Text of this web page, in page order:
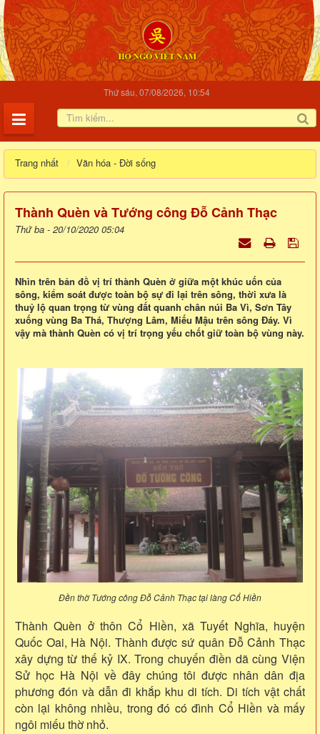
Thứ sáu, 07/08/2026, 10:54
Trang nhất Văn hóa - Đời sống
Thành Quèn và Tướng công Đỗ Cảnh Thạc
Thứ ba - 20/10/2020 05:04
Nhìn trên bản đồ vị trí thành Quèn ở giữa một khúc uốn của
sông, kiểm soát được toàn bộ sự đi lại trên sông, thời xưa là
thuỷ lộ quan trọng từ vùng đất quanh chân núi Ba Vì, Sơn Tây
xuống vùng Ba Thá, Thượng Lâm, Miếu Mậu trên sông Đáy. Vì
vậy mà thành Quèn có vị trí trọng yếu chốt giữ toàn bộ vùng này.
Đền thờ Tướng công Đỗ Cảnh Thạc tại làng Cổ Hiền
Thành Quèn ở thôn Cổ Hiền, xã Tuyết Nghĩa, huyện
Quốc Oai, Hà Nội. Thành được sứ quân Đỗ Cảnh Thạc
xây dựng từ thế kỷ IX. Trong chuyến điền dã cùng Viện
Sử học Hà Nội về đây chúng tôi được nhân dân địa
phương đón và dẫn đi khắp khu di tích. Di tích vật chất
còn lại không nhiều, trong đó có đình Cổ Hiền và mấy
ngôi miếu thờ nhỏ.